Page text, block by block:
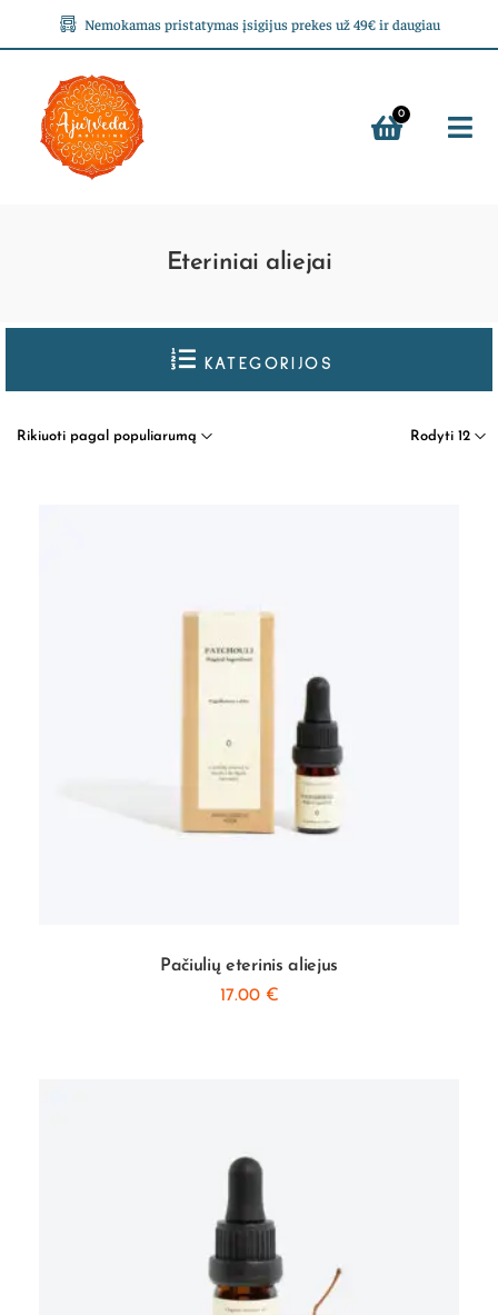
Nemokamas pristatymas įsigijus prekes už 49€ ir daugiau
0
Eteriniai aliejai
KATEGORIJOS
Rodyti 12
Rikiuoti pagal populiarumą
Pačiulių eterinis aliejus
17.00 €